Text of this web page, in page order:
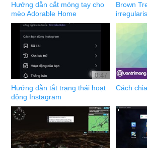
Hướng dẫn cắt móng tay cho
mèo Adorable Home
Brown
0:47
Hướng dẫn tắt trạng thái hoạt
động Instagram
Cách